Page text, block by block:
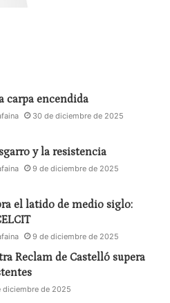
que en los teatros
proyectar un futuro
solos y reciban el
no de los parásitos.
carpa encendida
30 de diciembre de 2025
y la resistencia
9 de diciembre de 2025
el latido de medio siglo:
9 de diciembre de 2025
Reclam de Castelló supera
diciembre de 2025